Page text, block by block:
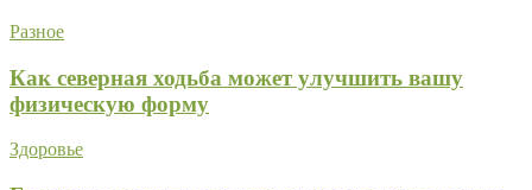
Разное
Как северная ходьба может улучшить вашу
физическую форму
Здоровье